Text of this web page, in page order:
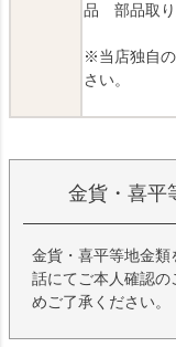
品 部品取り
※当店独自
さい。
金貨・喜平
金貨・喜平等地金
話にてご本人確認
めご了承ください。